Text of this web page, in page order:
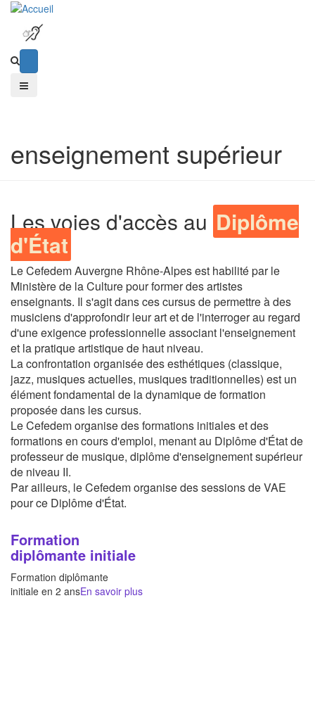
enseignement supérieur
Les voies d'accès au Diplôme
d'État
Le Cefedem Auvergne Rhône-Alpes est habilité par le
Ministère de la Culture pour former des artistes
enseignants. Il s'agit dans ces cursus de permettre à des
musiciens d'approfondir leur art et de l'interroger au regard
d'une exigence professionnelle associant l'enseignement
et la pratique artistique de haut niveau.
La confrontation organisée des esthétiques (classique,
jazz, musiques actuelles, musiques traditionnelles) est un
élément fondamental de la dynamique de formation
proposée dans les cursus.
Le Cefedem organise des formations initiales et des
formations en cours d'emploi, menant au Diplôme d'État de
professeur de musique, diplôme d'enseignement supérieur
de niveau II.
Par ailleurs, le Cefedem organise des sessions de VAE
pour ce Diplôme d'État.
Formation
diplômante initiale
Formation diplômante
initiale en 2 ansEn savoir plus